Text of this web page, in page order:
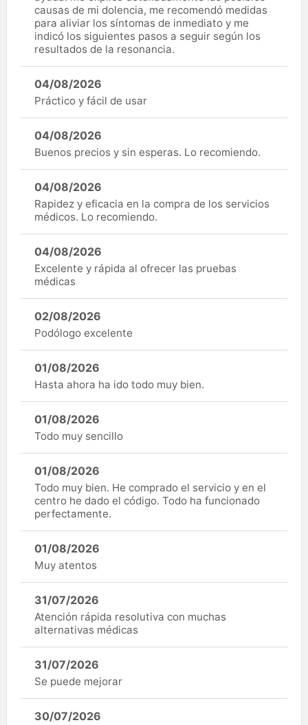
causas de mi dolencia, me recomendó medidas
para aliviar los síntomas de inmediato y me
indicó los siguientes pasos a seguir según los
resultados de la resonancia.
04/08/2026
Práctico y fácil de usar
04/08/2026
Buenos precios y sin esperas. Lo recomiendo.
04/08/2026
Rapidez y eficacia en la compra de los servicios
médicos. Lo recomiendo.
04/08/2026
Excelente y rápida al ofrecer las pruebas
médicas
02/08/2026
Podólogo excelente
01/08/2026
Hasta ahora ha ido todo muy bien.
01/08/2026
Todo muy sencillo
01/08/2026
Todo muy bien. He comprado el servicio y en el
centro he dado el código. Todo ha funcionado
perfectamente.
01/08/2026
Muy atentos
31/07/2026
Atención rápida resolutiva con muchas
alternativas médicas
31/07/2026
Se puede mejorar
30/07/2026